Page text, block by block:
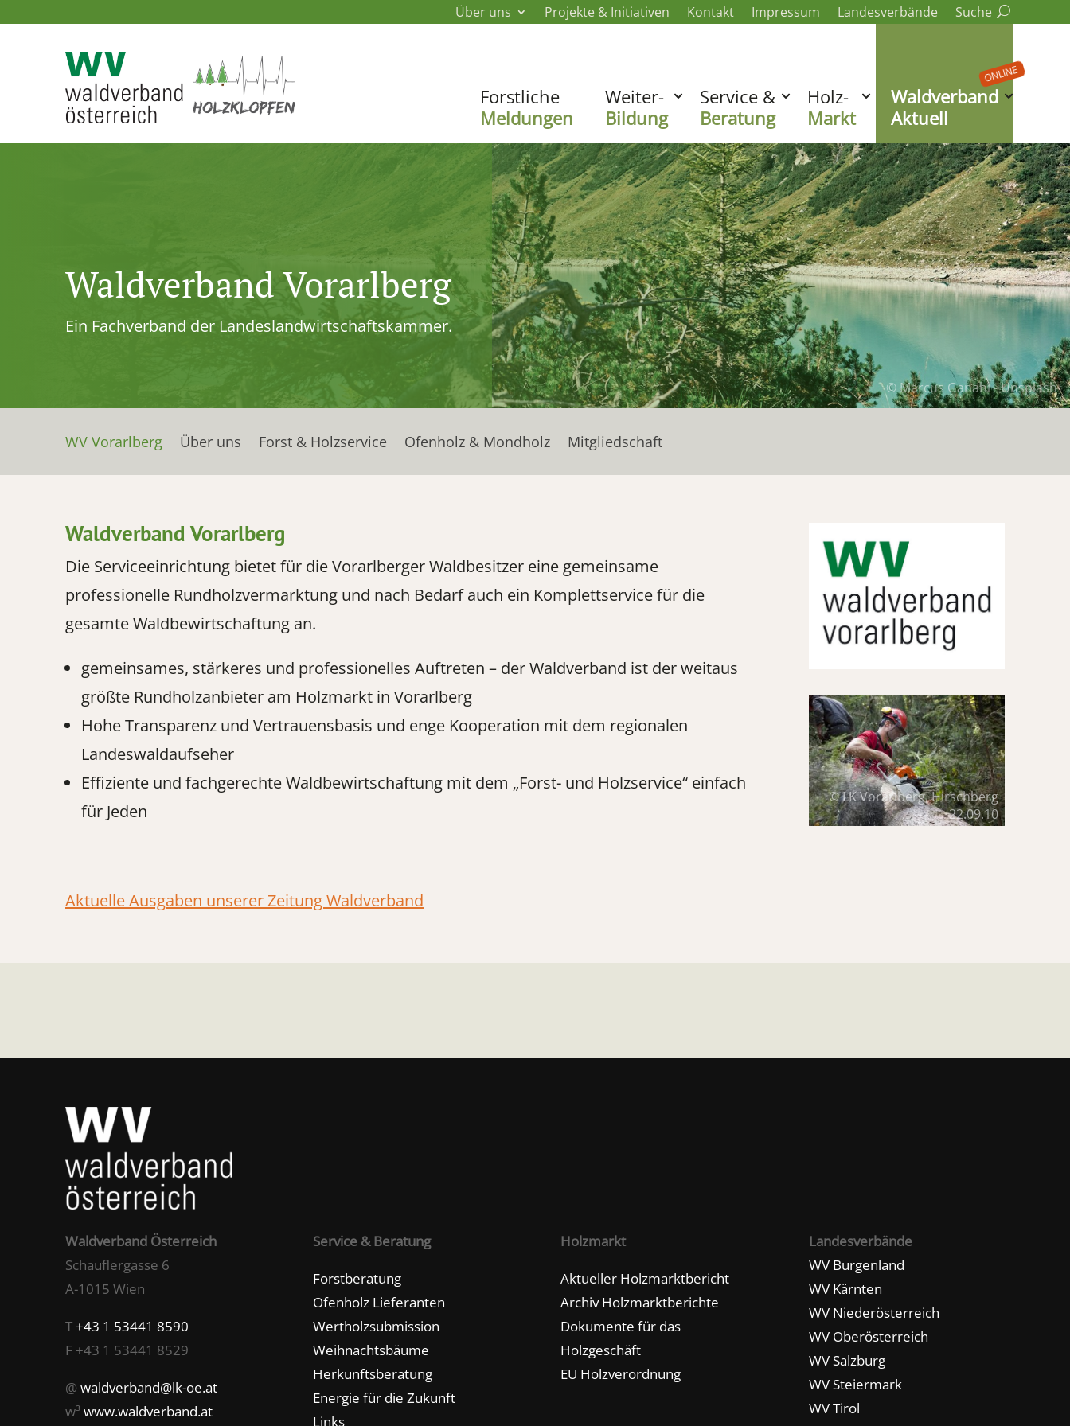
Über uns Projekte & Initiativen Kontakt Impressum Landesverbände Suche
Forstliche
Meldungen
Weiter-
Bildung
Service &
Beratung
Holz-
Markt
ONLINE
Waldverband
Aktuell
Waldverband Vorarlberg
Ein Fachverband der Landeslandwirtschaftskammer.
© Marcus Ganahl - Unsplash
WV Vorarlberg Über uns Forst & Holzservice Ofenholz & Mondholz Mitgliedschaft
Waldverband Vorarlberg
Die Serviceeinrichtung bietet für die Vorarlberger Waldbesitzer eine gemeinsame
professionelle Rundholzvermarktung und nach Bedarf auch ein Komplettservice für die
gesamte Waldbewirtschaftung an.
gemeinsames, stärkeres und professionelles Auftreten – der Waldverband ist der weitaus
größte Rundholzanbieter am Holzmarkt in Vorarlberg
Hohe Transparenz und Vertrauensbasis und enge Kooperation mit dem regionalen
Landeswaldaufseher
Effiziente und fachgerechte Waldbewirtschaftung mit dem „Forst- und Holzservice“ einfach
für Jeden
Aktuelle Ausgaben unserer Zeitung Waldverband
© LK Vorarlberg, Hirschberg
22.09.10
Waldverband Österreich
Schauflergasse 6
A-1015 Wien
T+43 1 53441 8590
F +43 1 53441 8529
@ waldverband@lk-oe.at
w³www.waldverband.at
Service & Beratung
Forstberatung
Ofenholz Lieferanten
Wertholzsubmission
Weihnachtsbäume
Herkunftsberatung
Energie für die Zukunft
Links
Holzmarkt
Aktueller Holzmarktbericht
Archiv Holzmarktberichte
Dokumente für das
Holzgeschäft
EU Holzverordnung
Landesverbände
WV Burgenland
WV Kärnten
WV Niederösterreich
WV Oberösterreich
WV Salzburg
WV Steiermark
WV Tirol